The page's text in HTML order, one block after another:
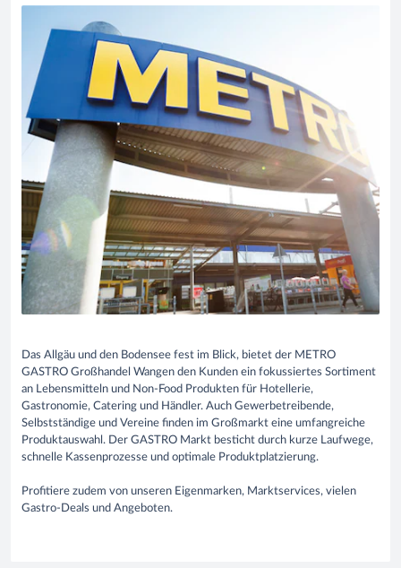
Das Allgäu und den Bodensee fest im Blick, bietet der METRO
GASTRO Großhandel Wangen den Kunden ein fokussiertes Sortiment
an Lebensmitteln und Non-Food Produkten für Hotellerie,
Gastronomie, Catering und Händler. Auch Gewerbetreibende,
Selbstständige und Vereine finden im Großmarkt eine umfangreiche
Produktauswahl. Der GASTRO Markt besticht durch kurze Laufwege,
schnelle Kassenprozesse und optimale Produktplatzierung.
Profitiere zudem von unseren Eigenmarken, Marktservices, vielen
Gastro-Deals und Angeboten.